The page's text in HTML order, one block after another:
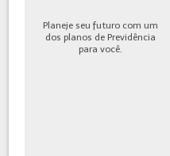
Planeje seu futuro com um
dos planos de Previdência
para você.